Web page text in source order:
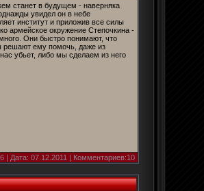
станет в будущем - наверняка
увидел он в небе
институт и приложив все силы
армейское окружение Степочкина -
Они быстро понимают, что
решают ему помочь, даже из
убьет, либо мы сделаем из него
| Дата: 07.12.2011 | Комментариев:10